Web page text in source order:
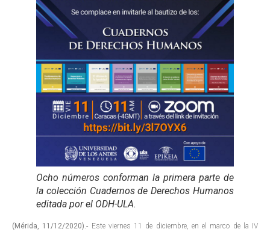
Ocho números conforman la primera parte de
la colección Cuadernos de Derechos Humanos
editada por el ODH-ULA.
(Mérida, 11/12/2020).- Este viernes 11 de diciembre, en el marco de la IV